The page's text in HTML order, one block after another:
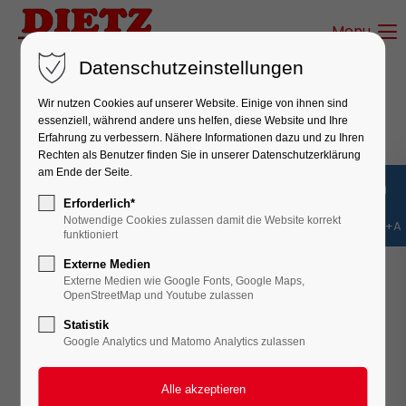
Login
Benutzername
Passwort
Anmelden
Support
Lorem ipsum dolor sit amet:
Menu
PROFESSIONAL SERVICES
Best Web Development in
Lorem ipsum dolor sit amet, consectetuer
adipiscing elit. Aenean commodo ligula eget dolor.
Aenean massa. Cum sociis natoque penatibus et
mus. Donec quam felis, ultricies nec, pellentesque
Datenschutzeinstellungen
Wir nutzen Cookies auf unserer Website. Einige von ihnen sind
essenziell, während andere uns helfen, diese Website und Ihre
Erfahrung zu verbessern. Nähere Informationen dazu und zu Ihren
Rechten als Benutzer finden Sie in unserer Datenschutzerklärung
am Ende der Seite.
Erforderlich*
Notwendige Cookies zulassen damit die Website korrekt
funktioniert
Externe Medien
Externe Medien wie Google Fonts, Google Maps,
OpenStreetMap und Youtube zulassen
Statistik
Google Analytics und Matomo Analytics zulassen
Shift+Alt+A